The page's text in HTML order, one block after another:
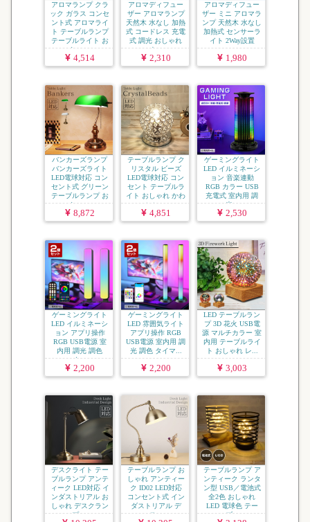
アロマランプ クラ
ック ガラス コンセ
ント式 アロマライ
ト テーブルランプ
テーブルライト お
しゃ...
4,514
アロマディフュー
ザー アロマランプ
天然木 水なし 加熱
式 コードレス 充電
式 調光 おしゃれ
ナ...
2,310
アロマディフュー
ザー ミニ アロマラ
ンプ 天然木 水なし
加熱式 センサーラ
イト 2Way設置
コ...
1,980
バンカーズランプ
バンカーズライト
LED電球対応 コン
セント式 グリーン
テーブルランプ お
しゃ...
8,872
テーブルランプ ク
リスタル ビーズ
LED電球対応 コン
セント テーブルラ
イト おしゃれ かわ
いい...
4,851
ゲーミングライト
LED イルミネーシ
ョン 音楽連動
RGB カラー USB
充電式 室内用 調
光...
2,530
ゲーミングライト
LED イルミネーシ
ョン アプリ操作
RGB USB電源 室
内用 調光 調色
タ...
2,200
ゲーミングライト
LED 雰囲気ライト
アプリ操作 RGB
USB電源 室内用 調
光 調色 タイマ...
2,200
LED テーブルラン
プ 3D 花火 USB電
源 マルチカラー 室
内用 テーブルライ
ト おしゃれ レ...
3,003
デスクライト テー
ブルランプ アンテ
ィーク LED対応 イ
ンダストリアル お
しゃれ デスクラン
プ ...
テーブルランプ お
しゃれ アンティー
ク ID02 LED対応
コンセント式 イン
ダストリアル デ
ス...
テーブルランプ ア
ンティーク ランタ
ン型 USB／電池式
全2色 おしゃれ
LED 電球色 テー
ブ...